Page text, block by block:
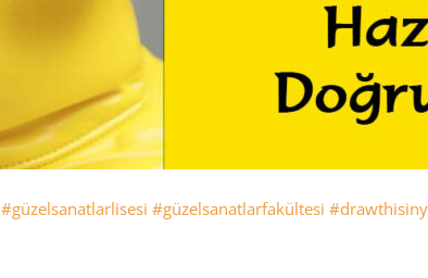
#güzelsanatlarlisesi #güzelsanatlarfakültesi